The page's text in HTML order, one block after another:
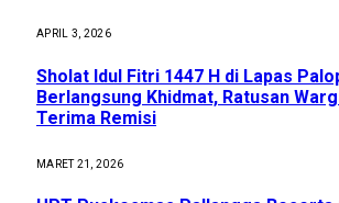
APRIL 3, 2026
Sholat Idul Fitri 1447 H di Lapas
Berlangsung Khidmat, Ratusan
Terima Remisi
MARET 21, 2026